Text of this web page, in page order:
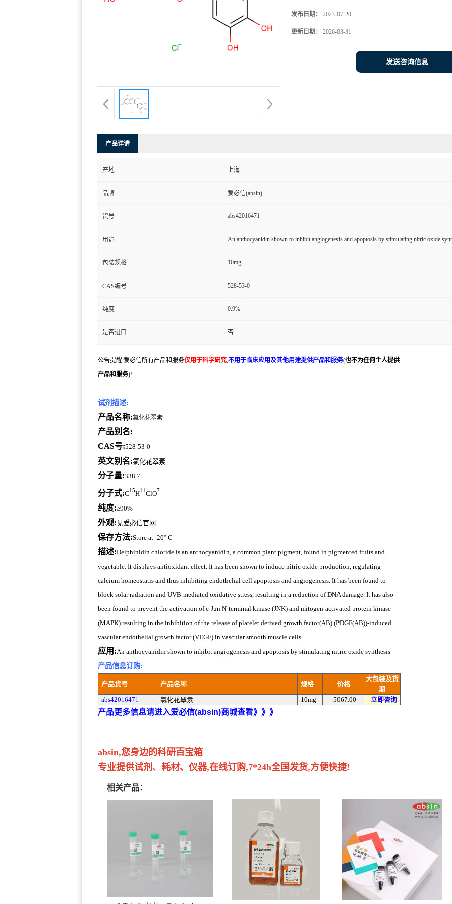
发布日期： 2023-07-20
更新日期： 2026-03-31
发送咨询信息
产品详请
产地 上海
品牌 爱必信(absin)
货号 abs42016471
用途 An anthocyanidin shown to inhibit angiogenesis and apoptosis by stimulating nitric oxide
包装规格 10mg
CAS编号 528-53-0
纯度 0.9%
是否进口 否
公告提醒:爱必信所有产品和服务仅用于科学研究,不用于临床应用及其他用途提供产品和服务(也不为任何个人提供
产品和服务)!
试剂描述:
产品名称:氯化花翠素
产品别名:
CAS号:528-53-0
英文别名:氯化花翠素
分子量:338.7
分子式:C15H11ClO7
纯度:≥90%
外观: 见爱必信官网
保存方法:Store at -20° C
描述:Delphinidin chloride is an anthocyanidin, a common plant pigment, found in pigmented fruits and
vegetable. It displays antioxidant effect. It has been shown to induce nitric oxide production, regulating
calcium homeostatis and thus inhibiting endothelial cell apoptosis and angiogenesis. It has been found to
block solar radiation and UVB-mediated oxidative stress, resulting in a reduction of DNA damage. It has also
been found to prevent the activation of c-Jun N-terminal kinase (JNK) and mitogen-activated protein kinase
(MAPK) resulting in the inhibition of the release of platelet derived growth factor(AB) (PDGF(AB))-induced
vascular endothelial growth factor (VEGF) in vascular smooth muscle cells.
应用:An anthocyanidin shown to inhibit angiogenesis and apoptosis by stimulating nitric oxide synthesis
产品信息订购:
产品货号 产品名称 规格 价格
大包装及货
期
abs42016471
氯化花翠素 10mg 5067.00 立即咨询
产品更多信息请进入爱必信(absin)商城查看》》》
absin,您身边的科研百宝箱
专业提供试剂、耗材、仪器,在线订购,7*24h全国发货,方便快捷!
相关产品：